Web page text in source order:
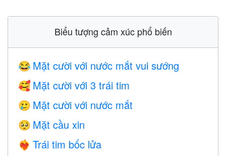
Biểu tượng cảm xúc phổ biến
😂 Mặt cười với nước mắt vui sướng
🥰 Mặt cười với 3 trái tim
🥲 Mặt cười với nước mắt
🥺 Mặt cầu xin
❤️‍🔥 Trái tim bốc lửa